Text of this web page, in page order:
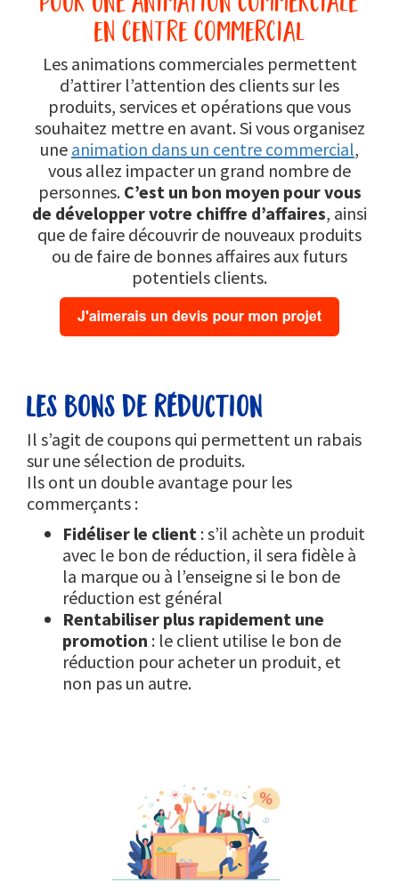
en centre commercial
Les animations commerciales permettent
d’attirer l’attention des clients sur les
produits, services et opérations que vous
souhaitez mettre en avant. Si vous organisez
une animation dans un centre commercial,
vous allez impacter un grand nombre de
personnes. C’est un bon moyen pour vous
de développer votre chiffre d’affaires, ainsi
que de faire découvrir de nouveaux produits
ou de faire de bonnes affaires aux futurs
potentiels clients.
les bons de réduction
Il s’agit de coupons qui permettent un rabais
sur une sélection de produits.
Ils ont un double avantage pour les
commerçants :
Fidéliser le client : s’il achète un produit
avec le bon de réduction, il sera fidèle à
la marque ou à l’enseigne si le bon de
réduction est général
Rentabiliser plus rapidement une
promotion : le client utilise le bon de
réduction pour acheter un produit, et
non pas un autre.